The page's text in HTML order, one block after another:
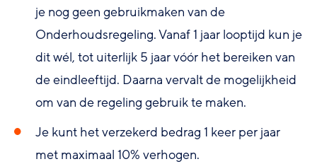
je nog geen gebruikmaken van de
Onderhoudsregeling. Vanaf 1 jaar looptijd kun je
dit wél, tot uiterlijk 5 jaar vóór het bereiken van
de eindleeftijd. Daarna vervalt de mogelijkheid
om van de regeling gebruik te maken.
Je kunt het verzekerd bedrag 1 keer per jaar
met maximaal 10% verhogen.